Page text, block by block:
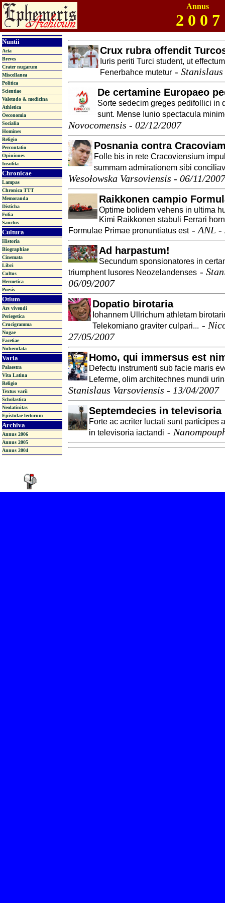
Annus
2 0 0 7
Nuntii
Acta
Breves
Crater nugarum
Miscellanea
Politica
Scientiae
Valetudo & medicina
Athletica
Oeconomia
Socialia
Homines
Religio
Percontatio
Opiniones
Insolita
Chronicae
Lampas
Chronica TTT
Memoranda
Disticha
Folia
Sanctus
Cultura
Historia
Biographiae
Cinemata
Libri
Cultus
Hermetica
Poesis
Otium
Ars vivendi
Periegetica
Crucigramma
Nugae
Facetiae
Nubeculata
Varia
Palaestra
Vita Latina
Religio
Textus varii
Scholastica
Neolatinitas
Epistulae lectorum
Archiva
Annus 2006
Annus 2005
Annus 2004
Crux rubra offendit
Iuris periti Turci student, ut
Fenerbahce mutetur -
De certamine Europaeo
Sorte sedecim greges pedifollici in
sunt. Mense Iunio spectacula
Novocomensis - 02/12/2007
Posnania contra
Folle bis in rete Cracoviensium
summam admirationem sibi
Wesołowska Varsoviensis - 06/11/2007
Raikkonen campio
Optime bolidem vehens in ultima
Kimi Raikkonen stabuli Ferrari
Formulae Primae pronuntiatus est - ANL -
Ad harpastum!
Secundum sponsionatores in
triumphent lusores Neozelandenses -
06/09/2007
Dopatio birotaria
Iohannem Ullrichum athletam
Telekomiano graviter culpari... -
27/05/2007
Homo, qui immersus est
Defectu instrumenti sub facie maris
Leferme, olim architechnes mundi
Stanislaus Varsoviensis - 13/04/2007
Septemdecies in
Forte ac acriter luctati sunt participes
in televisoria iactandi -